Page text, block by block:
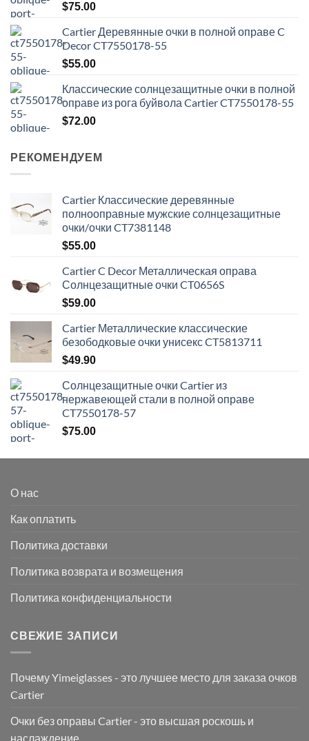
$75.00
Cartier Деревянные очки в полной оправе C
Decor CT7550178-55
$55.00
Классические солнцезащитные очки в полной
оправе из рога буйвола Cartier CT7550178-55
$72.00
РЕКОМЕНДУЕМ
Cartier Классические деревянные
полнооправные мужские солнцезащитные
очки/очки CT7381148
$55.00
Cartier C Decor Металлическая оправа
Солнцезащитные очки CT0656S
$59.00
Cartier Металлические классические
безободковые очки унисекс CT5813711
$49.90
Солнцезащитные очки Cartier из
нержавеющей стали в полной оправе
CT7550178-57
$75.00
О нас
Как оплатить
Политика доставки
Политика возврата и возмещения
Политика конфиденциальности
СВЕЖИЕ ЗАПИСИ
Почему Yimeiglasses - это лучшее место для заказа очков
Cartier
Очки без оправы Cartier - это высшая роскошь и
наслаждение